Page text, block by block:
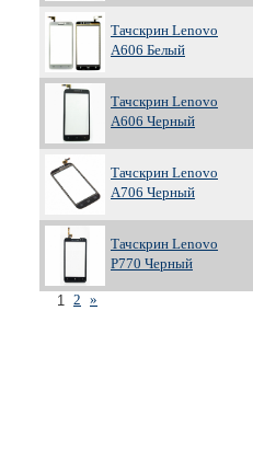
Тачскрин Lenovo
A606 Белый
Тачскрин Lenovo
A606 Черный
Тачскрин Lenovo
A706 Черный
Тачскрин Lenovo
P770 Черный
1 2 »